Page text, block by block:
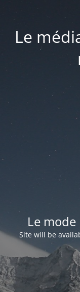
Le
Le
Site will be